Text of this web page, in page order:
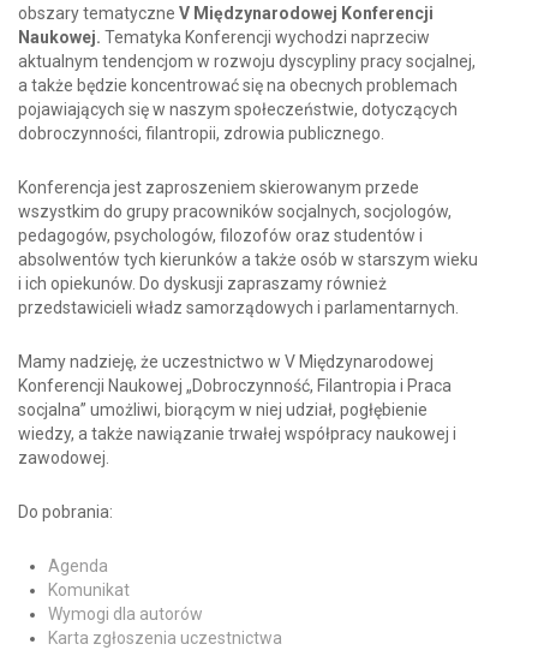
obszary tematyczne V Międzynarodowej Konferencji
Naukowej. Tematyka Konferencji wychodzi naprzeciw
aktualnym tendencjom w rozwoju dyscypliny pracy socjalnej,
a także będzie koncentrować się na obecnych problemach
pojawiających się w naszym społeczeństwie, dotyczących
dobroczynności, filantropii, zdrowia publicznego.
Konferencja jest zaproszeniem skierowanym przede
wszystkim do grupy pracowników socjalnych, socjologów,
pedagogów, psychologów, filozofów oraz studentów i
absolwentów tych kierunków a także osób w starszym wieku
i ich opiekunów. Do dyskusji zapraszamy również
przedstawicieli władz samorządowych i parlamentarnych.
Mamy nadzieję, że uczestnictwo w V Międzynarodowej
Konferencji Naukowej „Dobroczynność, Filantropia i Praca
socjalna” umożliwi, biorącym w niej udział, pogłębienie
wiedzy, a także nawiązanie trwałej współpracy naukowej i
zawodowej.
Do pobrania:
Agenda
Komunikat
Wymogi dla autorów
Karta zgłoszenia uczestnictwa